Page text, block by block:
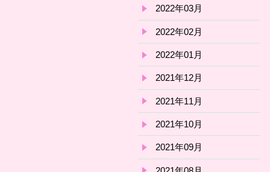
2022年03月
2022年02月
2022年01月
2021年12月
2021年11月
2021年10月
2021年09月